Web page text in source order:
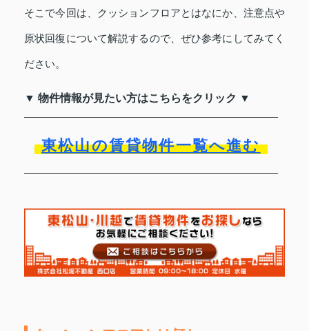
そこで今回は、クッションフロアとはなにか、注意点や
原状回復について解説するので、ぜひ参考にしてみてく
ださい。
▼ 物件情報が見たい方はこちらをクリック ▼
東松山の賃貸物件一覧へ進む